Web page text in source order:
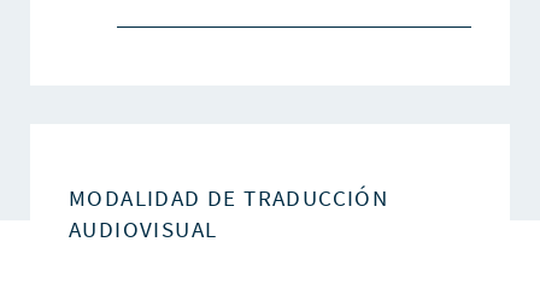
MODALIDAD DE TRADUCCIÓN
AUDIOVISUAL